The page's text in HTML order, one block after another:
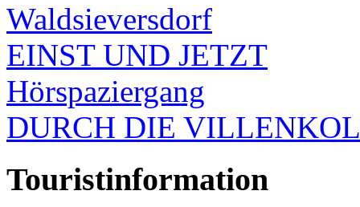
Waldsieversdorf
EINST UND JETZT
Hörspaziergang
DURCH DIE
Touristinformation